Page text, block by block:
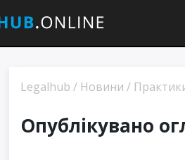
Legalhub / Новини /
Опублікувано